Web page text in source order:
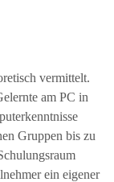
vermittelt.
am PC in
Gruppen bis zu
ein eigener